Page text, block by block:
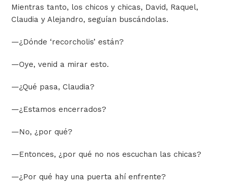
Mientras tanto, los chicos y chicas, David, Raquel,
Claudia y Alejandro, seguían buscándolas.
—¿Dónde ‘recorcholis’ están?
—Oye, venid a mirar esto.
—¿Qué pasa, Claudia?
—¿Estamos encerrados?
—No, ¿por qué?
—Entonces, ¿por qué no nos escuchan las chicas?
—¿Por qué hay una puerta ahí enfrente?